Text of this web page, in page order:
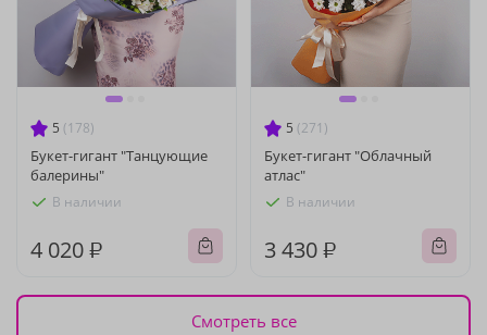
5 (178)
Букет-гигант "Танцующие
балерины"
В наличии
4 020 ₽
5 (271)
Букет-гигант "Облачный
атлас"
В наличии
3 430 ₽
Смотреть все